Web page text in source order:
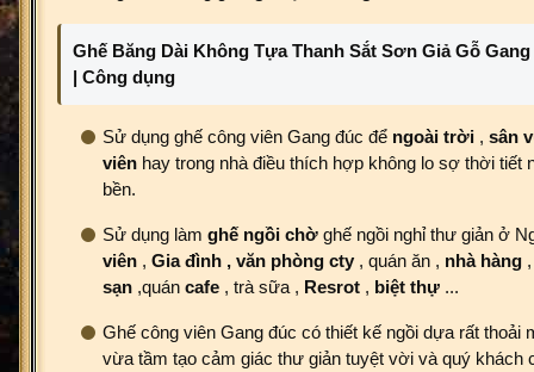
Ghế Băng Dài Không Tựa Thanh Sắt Sơn Giả Gỗ
| Công dụng
Sử dụng ghế công viên Gang đúc để ngoài trời , sân
viên hay trong nhà điều thích hợp không lo sợ thời tiết
bền.
Sử dụng làm ghế ngồi chờ ghế ngồi nghỉ thư giản ở
viên , Gia đình , văn phòng cty , quán ăn , nhà hàng
sạn ,quán cafe , trà sữa , Resrot , biệt thự ...
Ghế công viên Gang đúc có thiết kế ngồi dựa rất thoải
vừa tầm tạo cảm giác thư giản tuyệt vời và quý khách